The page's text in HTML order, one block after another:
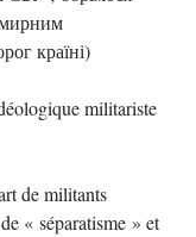
країні)
militariste
de militants
« séparatisme » et